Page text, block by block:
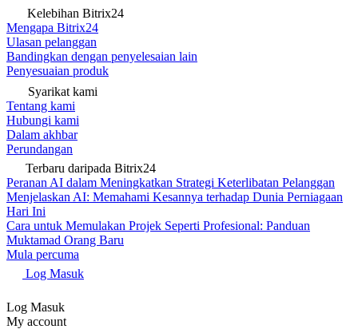
Kelebihan Bitrix24
Mengapa Bitrix24
Ulasan pelanggan
Bandingkan dengan penyelesaian lain
Penyesuaian produk
Syarikat kami
Tentang kami
Hubungi kami
Dalam akhbar
Perundangan
Terbaru daripada Bitrix24
Peranan AI dalam Meningkatkan Strategi Keterlibatan Pelanggan
Menjelaskan AI: Memahami Kesannya terhadap Dunia Perniagaan
Hari Ini
Cara untuk Memulakan Projek Seperti Profesional: Panduan
Muktamad Orang Baru
Mula percuma
Log Masuk
Log Masuk
My account